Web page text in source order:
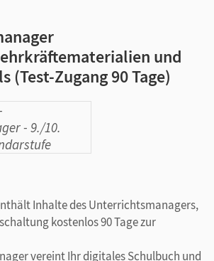
und
(Test-Zugang 90 Tage)
Inhalte des Unterrichtsmanagers,
kostenlos 90 Tage zur
vereint Ihr digitales Schulbuch und